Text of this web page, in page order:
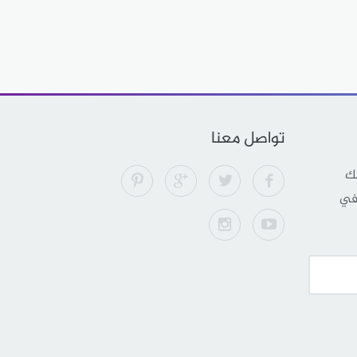
في
تواصل معنا